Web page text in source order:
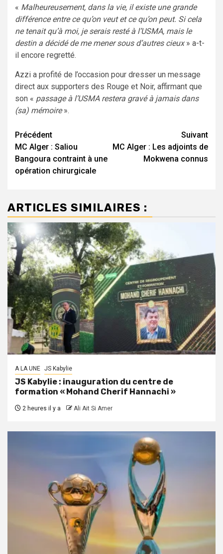
« Malheureusement, dans la vie, il existe une grande
différence entre ce qu’on veut et ce qu’on peut. Si cela
ne tenait qu’à moi, je serais resté à l’USMA, mais le
destin a décidé de me mener sous d’autres cieux» a-t-
il encore regretté.
Azzi a profité de l’occasion pour dresser un message
direct aux supporters des Rouge et Noir, affirmant que
son « passage à l’USMA restera gravé à jamais dans
(sa) mémoire».
Navigation
d’article
Précédent
MC Alger : Saliou
Bangoura contraint à une
opération chirurgicale
Suivant
MC Alger : Les adjoints de
Mokwena connus
ARTICLES SIMILAIRES :
A LA UNE JS Kabylie
JS Kabylie : inauguration du centre de
formation « Mohand Cherif Hannachi »
2 heures il y a Ali Ait Si Amer